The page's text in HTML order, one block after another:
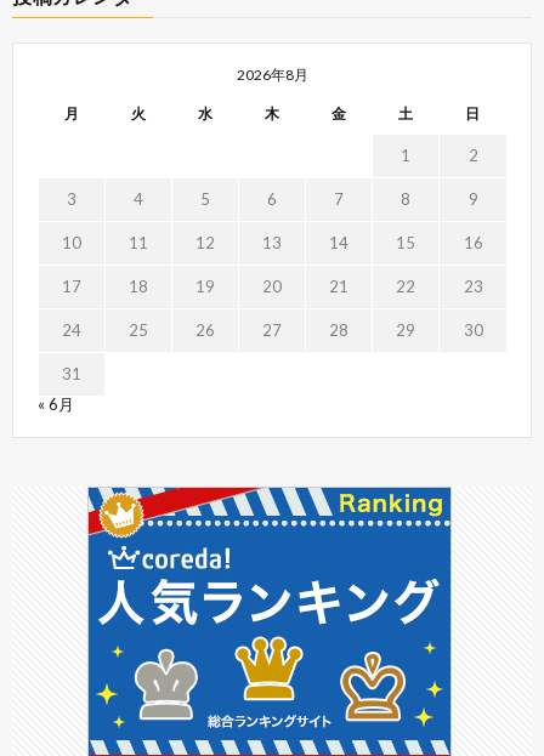
2026年8月
月 火 水 木 金 土 日
1 2
3 4 5 6 7 8 9
10 11 12 13 14 15 16
17 18 19 20 21 22 23
24 25 26 27 28 29 30
31
« 6月